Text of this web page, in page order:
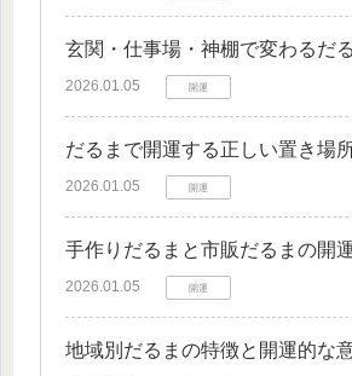
玄関・仕事場・神棚で変わるだ
2026.01.05 開運
だるまで開運する正しい置き場
2026.01.05 開運
手作りだるまと市販だるまの開
2026.01.05 開運
地域別だるまの特徴と開運的な